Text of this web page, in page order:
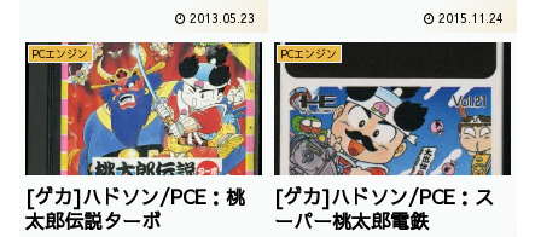
トを紹介していきます。今回はハ
ドソンのボンバーマンです。PC
エンジンのソフトです。もはや説
明不要のこのタイトルですが、当
然、紹介していきます。・＜PC
エンジン本体・<08 ...
2013.05.23
紹介していきます。今回は日本物
産のエフワンサーカス91です。
PCエンジンのHuカード用ソフト
です。ニチブツの看板シリーズで
あり、PCエンジンの看板レース
ゲームであ...
2015.11.24
PCエンジン
[ゲカ]ハドソン/PCE：桃
太郎伝説ターボ
PCエンジン
[ゲカ]ハドソン/PCE：ス
ーパー桃太郎電鉄